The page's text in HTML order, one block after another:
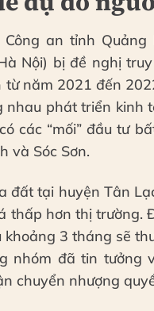
an tỉnh Quảng
Nội) bị đề nghị
năm 2021 đến
phát triển kinh
các “mối” đầu tư
và Sóc Sơn.
đất tại huyện Tân
thấp hơn thị trường.
3 tháng sẽ
nhóm đã tin tưởng
chuyển nhượng